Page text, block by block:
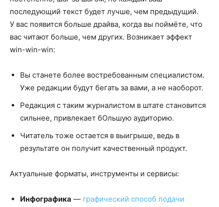
последующий текст будет лучше, чем предыдущий.
У вас появится больше драйва, когда вы поймёте, что
вас читают больше, чем других. Возникает эффект
win-win-win:
Вы станете более востребованным специалистом.
Уже редакции будут бегать за вами, а не наоборот.
Редакция с таким журналистом в штате становится
сильнее, привлекает бОльшую аудиторию.
Читатель тоже остается в выигрыше, ведь в
результате он получит качественный продукт.
Актуальные форматы, инструменты и сервисы:
Инфографика — графический способ подачи